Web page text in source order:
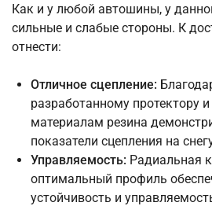
Как и у любой автошины, у
сильные и слабые стороны. К
отнести:
Отличное сцепление:
разработанному протектору
материалам резина
показатели сцепления на
Управляемость: Радиальная
оптимальный профиль
устойчивость и